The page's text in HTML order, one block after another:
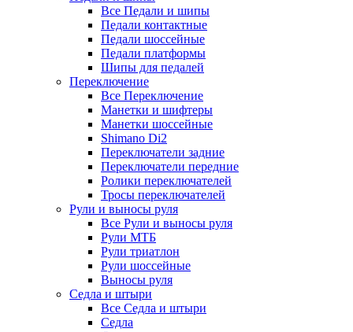
Все Педали и шипы
Педали контактные
Педали шоссейные
Педали платформы
Шипы для педалей
Переключение
Все Переключение
Манетки и шифтеры
Манетки шоссейные
Shimano Di2
Переключатели задние
Переключатели передние
Ролики переключателей
Тросы переключателей
Рули и выносы руля
Все Рули и выносы руля
Рули МТБ
Рули триатлон
Рули шоссейные
Выносы руля
Седла и штыри
Все Седла и штыри
Седла